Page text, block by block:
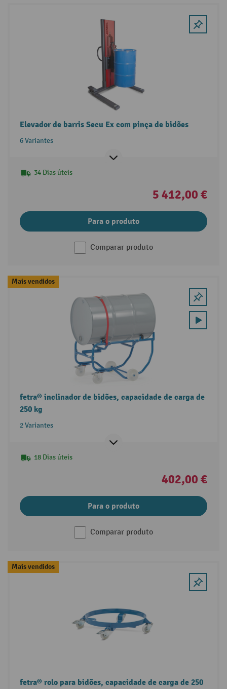
Elevador de barris Secu Ex com pinça de bidões
6 Variantes
34 Dias úteis
5 412,00 €
Para o produto
Comparar produto
Mais vendidos
fetra® inclinador de bidões, capacidade de carga de
250 kg
2 Variantes
18 Dias úteis
402,00 €
Para o produto
Comparar produto
Mais vendidos
fetra® rolo para bidões, capacidade de carga de 250